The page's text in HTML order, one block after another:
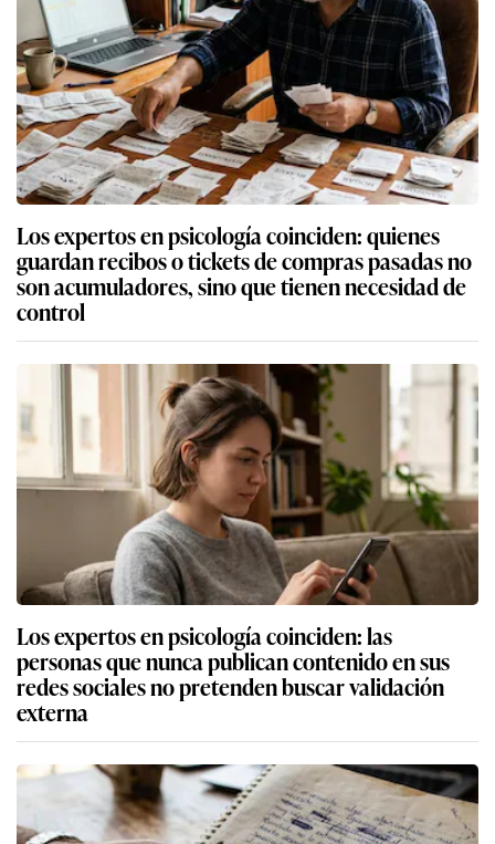
Los expertos en psicología coinciden: quienes
guardan recibos o tickets de compras pasadas no
son acumuladores, sino que tienen necesidad de
control
Los expertos en psicología coinciden: las
personas que nunca publican contenido en sus
redes sociales no pretenden buscar validación
externa